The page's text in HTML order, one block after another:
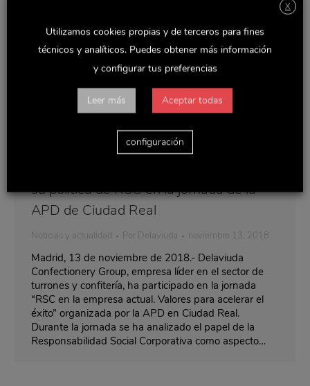
su política de RSC en la jornada de la
APD de Ciudad Real
Noticias y actualidad Por Delaviuda noviembre 13, 2018
Madrid, 13 de noviembre de 2018.- Delaviuda
Confectionery Group, empresa líder en el sector de
turrones y confitería, ha participado en la jornada
“RSC en la empresa actual. Valores para acelerar el
éxito” organizada por la APD en Ciudad Real.
Durante la jornada se ha analizado el papel de la
Responsabilidad Social Corporativa como aspecto…
X
Utilizamos cookies propias y de terceros para fines
técnicos y analíticos. Puedes obtener más información
y configurar tus preferencias
Leer más Aceptar todas
configuración